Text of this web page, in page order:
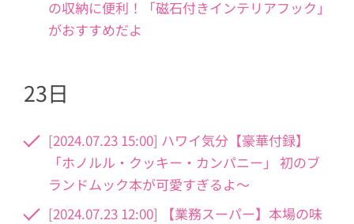
の収納に便利！「磁石付きインテリアフック」
がおすすめだよ
23日
[2024.07.23 15:00] ハワイ気分【豪華付録】
「ホノルル・クッキー・カンパニー」 初のブ
ランドムック本が可愛すぎるよ～
[2024.07.23 12:00] 【業務スーパー】本場の味